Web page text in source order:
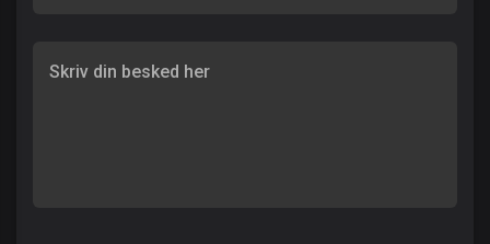
Skriv din besked her